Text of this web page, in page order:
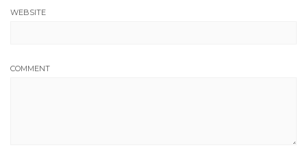
WEBSITE
COMMENT